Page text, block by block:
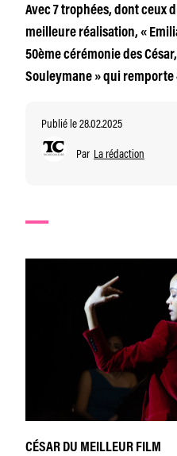
Avec 7 trophées, dont ceux
meilleure réalisation, «
50ème cérémonie des
Souleymane » qui remporte
Publié le 28.02.2025
Par La rédaction
CÉSAR DU MEILLEUR FILM